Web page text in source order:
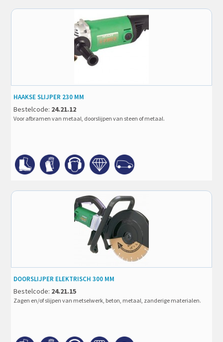
HAAKSE SLIJPER 230 MM
Bestelcode: 24.21.12
Voor afbramen van metaal, doorslijpen van steen of metaal.
DOORSLIJPER ELEKTRISCH 300 MM
Bestelcode: 24.21.15
Zagen en/of slijpen van metselwerk, beton, metaal, zanderige materialen.